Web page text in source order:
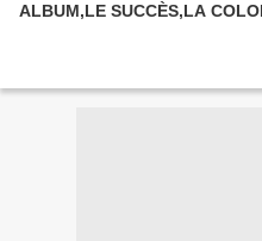
ALBUM,LE SUCCÈS,LA